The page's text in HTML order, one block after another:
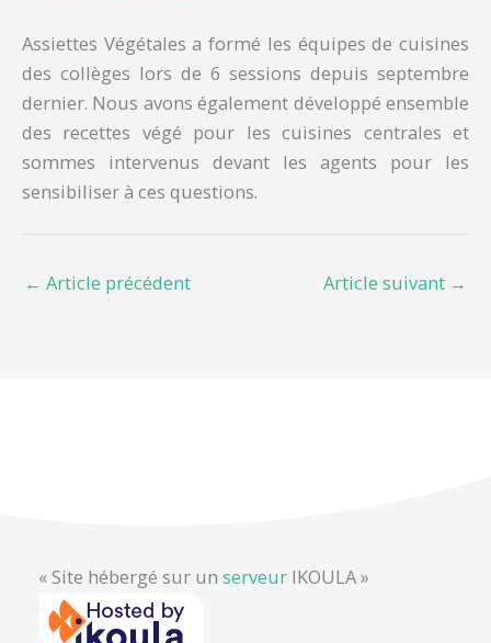
Assiettes Végétales a formé les équipes de cuisines
des collèges lors de 6 sessions depuis septembre
dernier. Nous avons également développé ensemble
des recettes végé pour les cuisines centrales et
sommes intervenus devant les agents pour les
sensibiliser à ces questions.
← Article précédent Article suivant →
« Site hébergé sur un serveur IKOULA »